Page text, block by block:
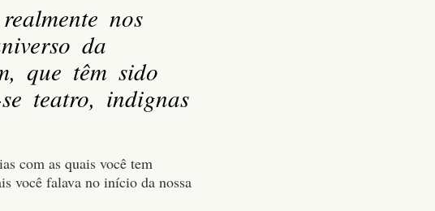
nos
da
que têm sido
teatro, indignas
com as quais você tem
você falava no início da nossa